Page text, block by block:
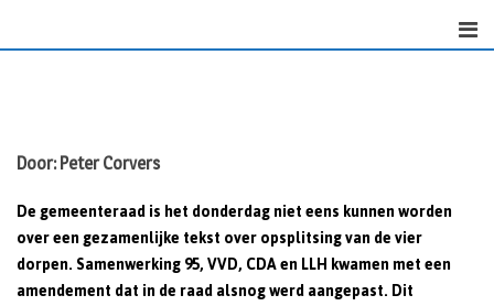
Door: Peter Corvers
De gemeenteraad is het donderdag niet eens kunnen worden
over een gezamenlijke tekst over opsplitsing van de vier
dorpen. Samenwerking 95, VVD, CDA en LLH kwamen met een
amendement dat in de raad alsnog werd aangepast. Dit